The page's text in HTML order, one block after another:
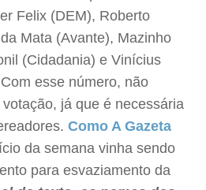
Felix (DEM), Roberto
Mata (Avante), Mazinho
(Cidadania) e Vinícius
esse número, não
já que é necessária
Como A Gazeta
da semana vinha sendo
para esvaziamento da